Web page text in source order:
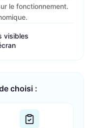
le fonctionnement.
visibles
choisi :